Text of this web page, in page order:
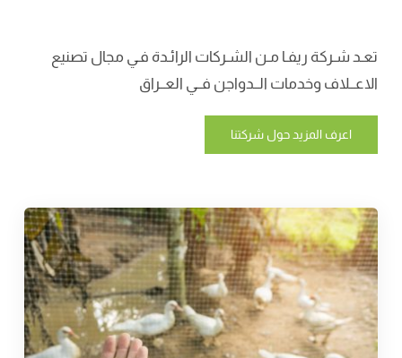
تعـد شـركة ریفـا مـن الشـركات الرائـدة فـي مجال تصنيع
الاعــلاف وخدمات الــدواجن فــي العــراق
اعرف المزيد حول شركتنا